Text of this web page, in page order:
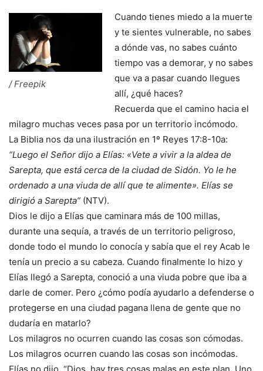
/ Freepik
Cuando tienes miedo a la muerte
y te sientes vulnerable, no sabes
a dónde vas, no sabes cuánto
tiempo vas a demorar, y no sabes
que va a pasar cuando llegues
allí, ¿qué haces?
Recuerda que el camino hacia el
milagro muchas veces pasa por un territorio incómodo.
La Biblia nos da una ilustración en 1º Reyes 17:8-10a:
“Luego el Señor dijo a Elías: «Vete a vivir a la aldea de
Sarepta, que está cerca de la ciudad de Sidón. Yo le he
ordenado a una viuda de allí que te alimente». Elías se
dirigió a Sarepta” (NTV).
Dios le dijo a Elías que caminara más de 100 millas,
durante una sequía, a través de un territorio peligroso,
donde todo el mundo lo conocía y sabía que el rey Acab le
tenía un precio a su cabeza. Cuando finalmente lo hizo y
Elías llegó a Sarepta, conoció a una viuda pobre que iba a
darle de comer. Pero ¿cómo podía ayudarlo a defenderse o
protegerse en una ciudad pagana llena de gente que no
dudaría en matarlo?
Los milagros no ocurren cuando las cosas son cómodas.
Los milagros ocurren cuando las cosas son incómodas.